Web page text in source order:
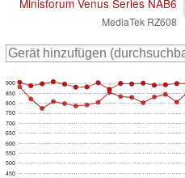
Minisforum Venus Series NAB6
MediaTek RZ608
450
500
550
600
650
700
750
800
850
900